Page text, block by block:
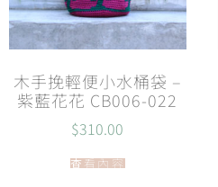
木手挽輕便小水桶袋 –
紫藍花花 CB006-022
$310.00
查看內容